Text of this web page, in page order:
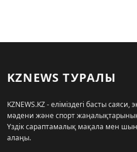
KZNEWS ТУРАЛЫ
KZNEWS.KZ - еліміздегі басты
мәдени және спорт жаңалықтарының
Үздік сараптамалық мақала мен
алаңы.